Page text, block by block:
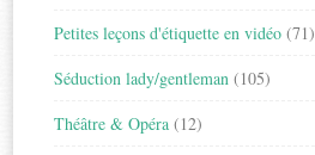
Petites leçons d'étiquette en vidéo (71)
Séduction lady/gentleman (105)
Théâtre & Opéra (12)